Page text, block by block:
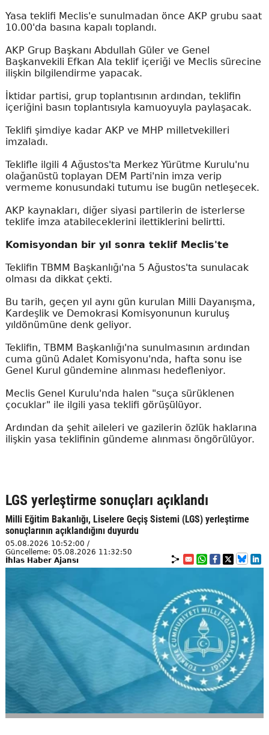
Yasa teklifi Meclis'e sunulmadan önce AKP grubu saat
10.00'da basına kapalı toplandı.
AKP Grup Başkanı Abdullah Güler ve Genel
Başkanvekili Efkan Ala teklif içeriği ve Meclis sürecine
ilişkin bilgilendirme yapacak.
İktidar partisi, grup toplantısının ardından, teklifin
içeriğini basın toplantısıyla kamuoyuyla paylaşacak.
Teklifi şimdiye kadar AKP ve MHP milletvekilleri
imzaladı.
Teklifle ilgili 4 Ağustos'ta Merkez Yürütme Kurulu'nu
olağanüstü toplayan DEM Parti'nin imza verip
vermeme konusundaki tutumu ise bugün netleşecek.
AKP kaynakları, diğer siyasi partilerin de isterlerse
teklife imza atabileceklerini ilettiklerini belirtti.
Komisyondan bir yıl sonra teklif Meclis'te
Teklifin TBMM Başkanlığı'na 5 Ağustos'ta sunulacak
olması da dikkat çekti.
Bu tarih, geçen yıl aynı gün kurulan Milli Dayanışma,
Kardeşlik ve Demokrasi Komisyonunun kuruluş
yıldönümüne denk geliyor.
Teklifin, TBMM Başkanlığı'na sunulmasının ardından
cuma günü Adalet Komisyonu'nda, hafta sonu ise
Genel Kurul gündemine alınması hedefleniyor.
Meclis Genel Kurulu'nda halen "suça sürüklenen
çocuklar" ile ilgili yasa teklifi görüşülüyor.
Ardından da şehit aileleri ve gazilerin özlük haklarına
ilişkin yasa teklifinin gündeme alınması öngörülüyor.
LGS yerleştirme sonuçları açıklandı
Milli Eğitim Bakanlığı, Liselere Geçiş Sistemi (LGS) yerleştirme
sonuçlarının açıklandığını duyurdu
05.08.2026 10:52:00 /
Güncelleme: 05.08.2026 11:32:50
İhlas Haber Ajansı